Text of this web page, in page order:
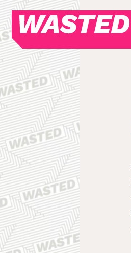
WASTED
Magazin
Podcasts
WEEKLY
Royal
Game Standing
5
Feed